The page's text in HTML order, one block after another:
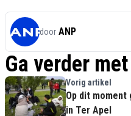
door ANP
Ga verder
Vorig artikel
Op dit
in Ter Apel